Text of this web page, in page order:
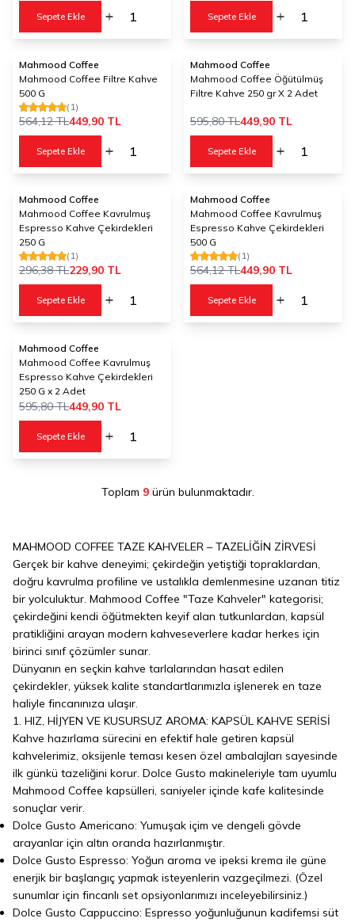
Sepete Ekle Sepete Ekle
% 20
Mahmood Coffee
Mahmood Coffee Filtre Kahve
500 G
(1)
564,12TL449,90 TL
Sepete Ekle
% 24
Mahmood Coffee
Mahmood Coffee Öğütülmüş
Filtre Kahve 250 gr X 2 Adet
595,80TL449,90 TL
Sepete Ekle
% 22
Mahmood Coffee
Mahmood Coffee Kavrulmuş
Espresso Kahve Çekirdekleri
250 G
(1)
296,38TL229,90 TL
Sepete Ekle
% 20
Mahmood Coffee
Mahmood Coffee Kavrulmuş
Espresso Kahve Çekirdekleri
500 G
(1)
564,12TL449,90 TL
Sepete Ekle
% 24
Mahmood Coffee
Mahmood Coffee Kavrulmuş
Espresso Kahve Çekirdekleri
250 G x 2 Adet
595,80TL449,90 TL
Sepete Ekle
Toplam 9ürün bulunmaktadır.
MAHMOOD COFFEE TAZE KAHVELER – TAZELİĞİN ZİRVESİ
Gerçek bir kahve deneyimi; çekirdeğin yetiştiği topraklardan,
doğru kavrulma profiline ve ustalıkla demlenmesine uzanan titiz
bir yolculuktur. Mahmood Coffee "Taze Kahveler" kategorisi;
çekirdeğini kendi öğütmekten keyif alan tutkunlardan, kapsül
pratikliğini arayan modern kahveseverlere kadar herkes için
birinci sınıf çözümler sunar.
Dünyanın en seçkin kahve tarlalarından hasat edilen
çekirdekler, yüksek kalite standartlarımızla işlenerek en taze
haliyle fincanınıza ulaşır.
1. HIZ, HİJYEN VE KUSURSUZ AROMA: KAPSÜL KAHVE SERİSİ
Kahve hazırlama sürecini en efektif hale getiren kapsül
kahvelerimiz, oksijenle teması kesen özel ambalajları sayesinde
ilk günkü tazeliğini korur. Dolce Gusto makineleriyle tam uyumlu
Mahmood Coffee kapsülleri, saniyeler içinde kafe kalitesinde
sonuçlar verir.
Dolce Gusto Americano: Yumuşak içim ve dengeli gövde
arayanlar için altın oranda hazırlanmıştır.
Dolce Gusto Espresso: Yoğun aroma ve ipeksi krema ile güne
enerjik bir başlangıç yapmak isteyenlerin vazgeçilmezi. (Özel
sunumlar için fincanlı set opsiyonlarımızı inceleyebilirsiniz.)
Dolce Gusto Cappuccino: Espresso yoğunluğunun kadifemsi süt